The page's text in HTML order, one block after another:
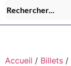
Accueil / Billets /